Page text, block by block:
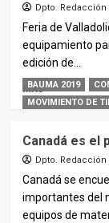
Dpto. Redacción
Feria de
equipamiento
edición de...
MÁS
BAUMA 2019
MOVIMIENTO DE
Canadá es el
Dpto. Redacción
Canadá se
importantes del
equipos de